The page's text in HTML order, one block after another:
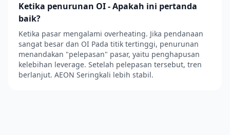
Ketika penurunan OI - Apakah ini pertanda
baik?
Ketika pasar mengalami overheating. Jika pendanaan
sangat besar dan OI Pada titik tertinggi, penurunan
menandakan "pelepasan" pasar, yaitu penghapusan
kelebihan leverage. Setelah pelepasan tersebut, tren
berlanjut. AEON Seringkali lebih stabil.